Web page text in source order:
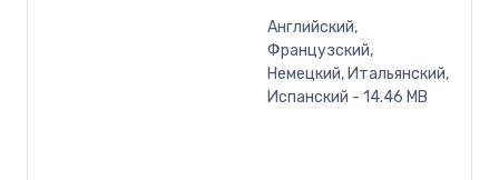
Английский,
Французский,
Немецкий, Итальянский,
Испанский - 14.46 MB